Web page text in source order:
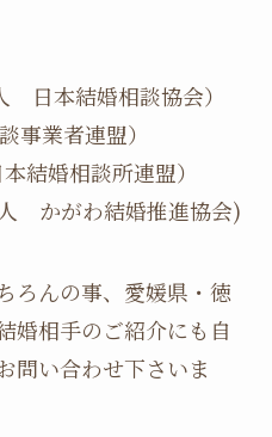
本結婚相談協会）
業者連盟）
婚相談所連盟）
がわ結婚推進協会)
ろんの事、愛媛県・徳
婚相手のご紹介にも自
問い合わせ下さいま